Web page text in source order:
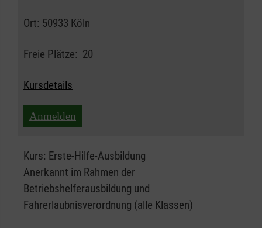
Ort: 50933 Köln
Freie Plätze: 20
Kursdetails
Anmelden
Kurs: Erste-Hilfe-Ausbildung
Anerkannt im Rahmen der
Betriebshelferausbildung und
Fahrerlaubnisverordnung (alle Klassen)